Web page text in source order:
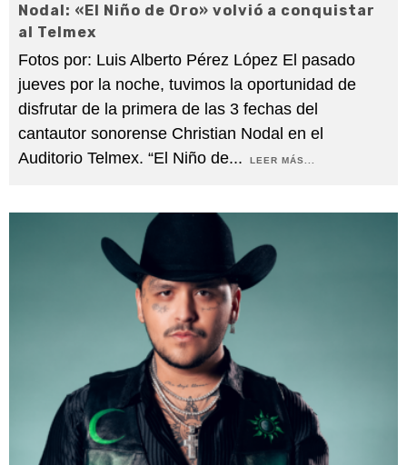
Nodal: «El Niño de Oro» volvió a conquistar
al Telmex
Fotos por: Luis Alberto Pérez López El pasado
jueves por la noche, tuvimos la oportunidad de
disfrutar de la primera de las 3 fechas del
cantautor sonorense Christian Nodal en el
Auditorio Telmex. “El Niño de... LEER MÁS...